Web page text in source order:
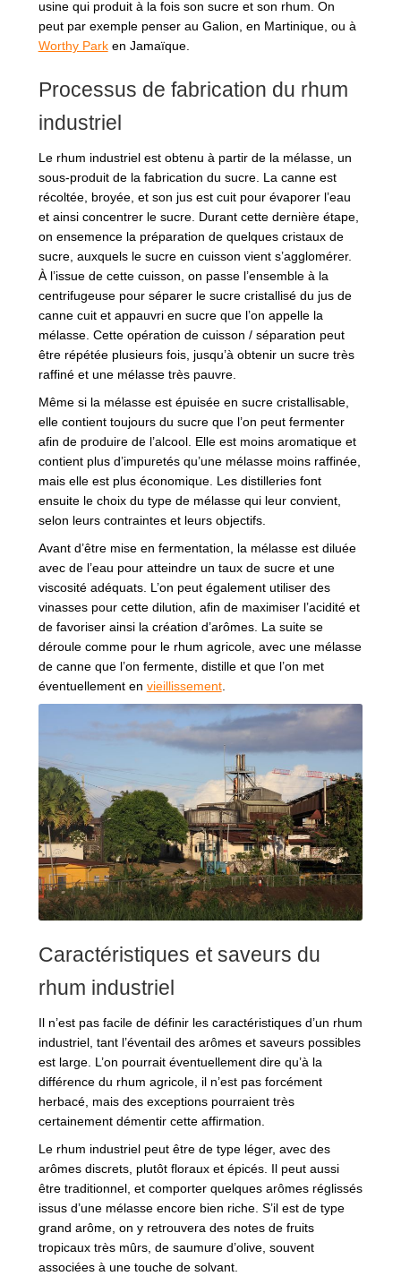
usine qui produit à la fois son sucre et son rhum. On
peut par exemple penser au Galion, en Martinique, ou à
Worthy Parken Jamaïque.
Processus de fabrication du rhum
industriel
Le rhum industriel est obtenu à partir de la mélasse, un
sous-produit de la fabrication du sucre. La canne est
récoltée, broyée, et son jus est cuit pour évaporer l’eau
et ainsi concentrer le sucre. Durant cette dernière étape,
on ensemence la préparation de quelques cristaux de
sucre, auxquels le sucre en cuisson vient s’agglomérer.
À l’issue de cette cuisson, on passe l’ensemble à la
centrifugeuse pour séparer le sucre cristallisé du jus de
canne cuit et appauvri en sucre que l’on appelle la
mélasse. Cette opération de cuisson / séparation peut
être répétée plusieurs fois, jusqu’à obtenir un sucre très
raffiné et une mélasse très pauvre.
Même si la mélasse est épuisée en sucre cristallisable,
elle contient toujours du sucre que l’on peut fermenter
afin de produire de l’alcool. Elle est moins aromatique et
contient plus d’impuretés qu’une mélasse moins raffinée,
mais elle est plus économique. Les distilleries font
ensuite le choix du type de mélasse qui leur convient,
selon leurs contraintes et leurs objectifs.
Avant d’être mise en fermentation, la mélasse est diluée
avec de l’eau pour atteindre un taux de sucre et une
viscosité adéquats. L’on peut également utiliser des
vinasses pour cette dilution, afin de maximiser l’acidité et
de favoriser ainsi la création d’arômes. La suite se
déroule comme pour le rhum agricole, avec une mélasse
de canne que l’on fermente, distille et que l’on met
éventuellement en vieillissement.
Caractéristiques et saveurs du
rhum industriel
Il n’est pas facile de définir les caractéristiques d’un rhum
industriel, tant l’éventail des arômes et saveurs possibles
est large. L’on pourrait éventuellement dire qu’à la
différence du rhum agricole, il n’est pas forcément
herbacé, mais des exceptions pourraient très
certainement démentir cette affirmation.
Le rhum industriel peut être de type léger, avec des
arômes discrets, plutôt floraux et épicés. Il peut aussi
être traditionnel, et comporter quelques arômes réglissés
issus d’une mélasse encore bien riche. S’il est de type
grand arôme, on y retrouvera des notes de fruits
tropicaux très mûrs, de saumure d’olive, souvent
associées à une touche de solvant.